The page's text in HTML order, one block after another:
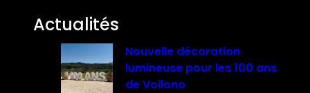
Actualités
Nouvelle décoration
lumineuse pour les 100 ans
de Vollono